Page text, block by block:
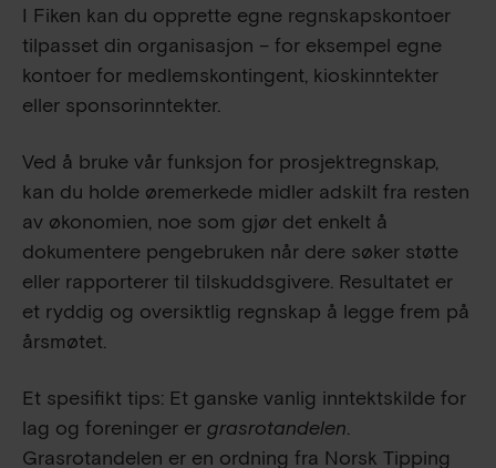
I Fiken kan du opprette egne regnskapskontoer
tilpasset din organisasjon – for eksempel egne
kontoer for medlemskontingent, kioskinntekter
eller sponsorinntekter.
Ved å bruke vår funksjon for prosjektregnskap,
kan du holde øremerkede midler adskilt fra resten
av økonomien, noe som gjør det enkelt å
dokumentere pengebruken når dere søker støtte
eller rapporterer til tilskuddsgivere. Resultatet er
et ryddig og oversiktlig regnskap å legge frem på
årsmøtet.
Et spesifikt tips: Et ganske vanlig inntektskilde for
lag og foreninger er grasrotandelen.
Grasrotandelen er en ordning fra Norsk Tipping